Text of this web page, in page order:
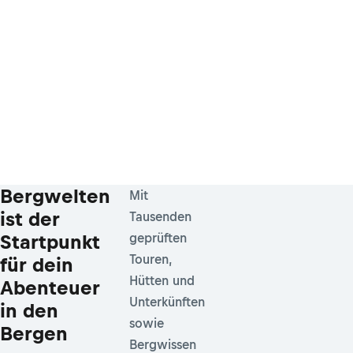
Bergwelten
ist der
Startpunkt
für dein
Abenteuer
in den
Bergen
Mit
Tausenden
geprüften
Touren,
Hütten und
Unterkünften
sowie
Bergwissen